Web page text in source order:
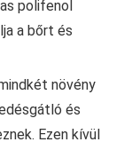
polifenol
a bőrt és
növény
és
Ezen kívül